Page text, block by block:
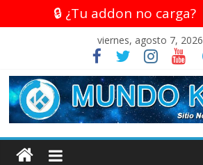
🔒 ¿Tu addon no carga?
viernes, agosto 7, 2026